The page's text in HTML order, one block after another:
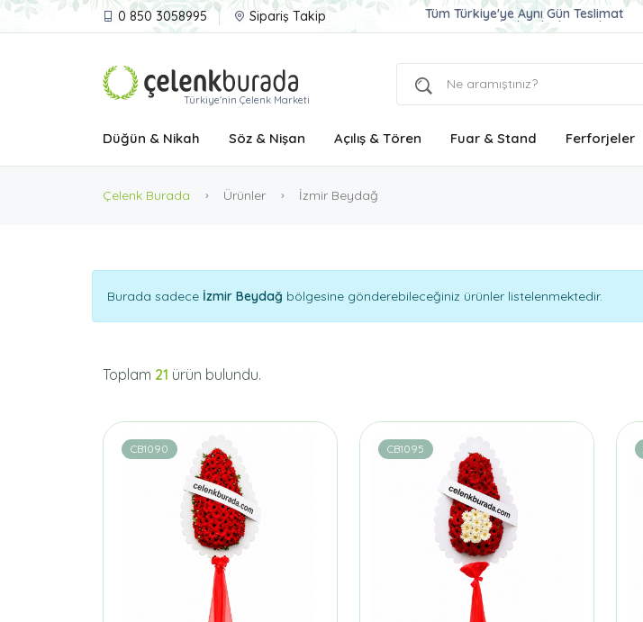
0 850 3058995 Sipariş Takip Tüm Türkiye'ye Aynı Gün Teslimat
Ucuz ve Kaliteli Çelenk Gönder
Aynı Gün Teslimat Çelenk Siparişi
Türkiye'nin Çelenk Marketi
Düğün & Nikah Söz & Nişan Açılış & Tören Fuar & Stand Ferforjeler
Çelenk Burada Ürünler İzmir Beydağ
Burada sadece İzmir Beydağ bölgesine gönderebileceğiniz ürünler listelenmektedir.
Toplam 21 ürün bulundu.
CB1090 CB1095